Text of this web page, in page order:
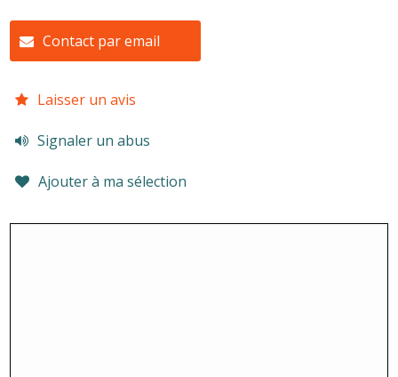
Contact par email
Laisser un avis
Signaler un abus
Ajouter à ma sélection